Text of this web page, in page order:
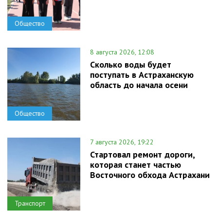
Общество
Общество
8 августа 2026, 12:08
Сколько воды будет
поступать в Астраханскую
область до начала осени
Транспорт
7 августа 2026, 19:22
Стартовал ремонт дороги,
которая станет частью
Восточного обхода Астрахани